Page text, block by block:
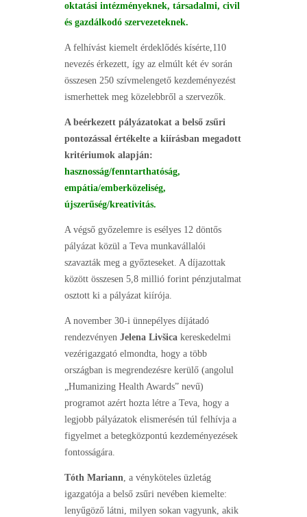
oktatási intézményeknek, társadalmi, civil
és gazdálkodó szervezeteknek.
A felhívást kiemelt érdeklődés kísérte,110
nevezés érkezett, így az elmúlt két év során
összesen 250 szívmelengető kezdeményezést
ismerhettek meg közelebbről a szervezők.
A beérkezett pályázatokat a belső zsűri
pontozással értékelte a kiírásban megadott
kritériumok alapján:
hasznosság/fenntarthatóság,
empátia/emberközeliség,
újszerűség/kreativitás.
A végső győzelemre is esélyes 12 döntős
pályázat közül a Teva munkavállalói
szavazták meg a győzteseket. A díjazottak
között összesen 5,8 millió forint pénzjutalmat
osztott ki a pályázat kiírója.
A november 30-i ünnepélyes díjátadó
rendezvényen Jelena Livšica kereskedelmi
vezérigazgató elmondta, hogy a több
országban is megrendezésre kerülő (angolul
„Humanizing Health Awards” nevű)
programot azért hozta létre a Teva, hogy a
legjobb pályázatok elismerésén túl felhívja a
figyelmet a betegközpontú kezdeményezések
fontosságára.
Tóth Mariann, a vényköteles üzletág
igazgatója a belső zsűri nevében kiemelte:
lenyűgöző látni, milyen sokan vagyunk, akik